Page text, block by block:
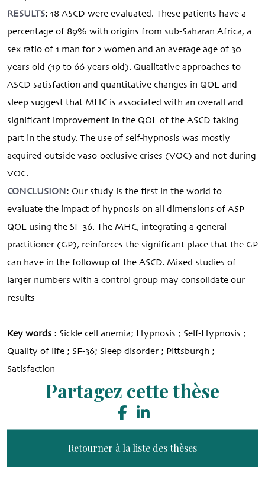
RESULTS: 18 ASCD were evaluated. These patients have a
percentage of 89% with origins from sub-Saharan Africa, a
sex ratio of 1 man for 2 women and an average age of 30
years old (19 to 66 years old). Qualitative approaches to
ASCD satisfaction and quantitative changes in QOL and
sleep suggest that MHC is associated with an overall and
significant improvement in the QOL of the ASCD taking
part in the study. The use of self-hypnosis was mostly
acquired outside vaso-occlusive crises (VOC) and not during
VOC.
CONCLUSION: Our study is the first in the world to
evaluate the impact of hypnosis on all dimensions of ASP
QOL using the SF-36. The MHC, integrating a general
practitioner (GP), reinforces the significant place that the GP
can have in the followup of the ASCD. Mixed studies of
larger numbers with a control group may consolidate our
results
Key words : Sickle cell anemia; Hypnosis ; Self-Hypnosis ;
Quality of life ; SF-36; Sleep disorder ; Pittsburgh ;
Satisfaction
Partagez cette thèse
Retourner à la liste des thèses